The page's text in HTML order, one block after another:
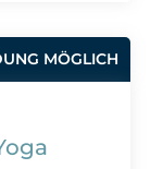
MÖGLICH